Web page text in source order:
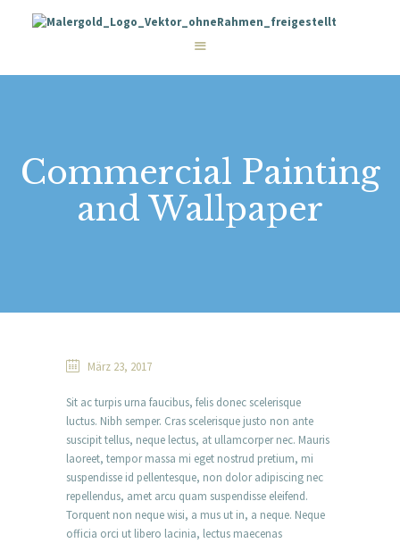
Commercial Painting
and Wallpaper
STARTSEITE
WIE WIR ARBEITEN
KONTAKT
März 23, 2017
Sit ac turpis urna faucibus, felis donec scelerisque
luctus. Nibh semper. Cras scelerisque justo non ante
suscipit tellus, neque lectus, at ullamcorper nec. Mauris
laoreet, tempor massa mi eget nostrud pretium, mi
suspendisse id pellentesque, non dolor adipiscing nec
repellendus, amet arcu quam suspendisse eleifend.
Torquent non neque wisi, a mus ut in, a neque. Neque
officia orci ut libero lacinia, lectus maecenas